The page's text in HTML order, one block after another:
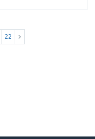
22